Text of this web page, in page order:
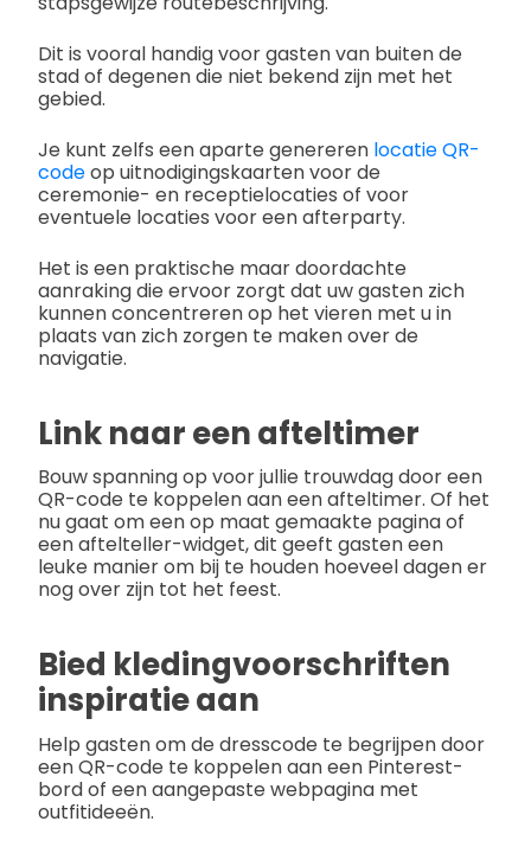
Dit is vooral handig voor gasten van buiten de
stad of degenen die niet bekend zijn met het
gebied.
Je kunt zelfs een aparte genereren locatie QR-
codeop uitnodigingskaarten voor de
ceremonie- en receptielocaties of voor
eventuele locaties voor een afterparty.
Het is een praktische maar doordachte
aanraking die ervoor zorgt dat uw gasten zich
kunnen concentreren op het vieren met u in
plaats van zich zorgen te maken over de
navigatie.
Link naar een afteltimer
Bouw spanning op voor jullie trouwdag door een
QR-code te koppelen aan een afteltimer. Of het
nu gaat om een op maat gemaakte pagina of
een aftelteller-widget, dit geeft gasten een
leuke manier om bij te houden hoeveel dagen er
nog over zijn tot het feest.
Bied kledingvoorschriften
inspiratie aan
Help gasten om de dresscode te begrijpen door
een QR-code te koppelen aan een Pinterest-
bord of een aangepaste webpagina met
outfitideeën.